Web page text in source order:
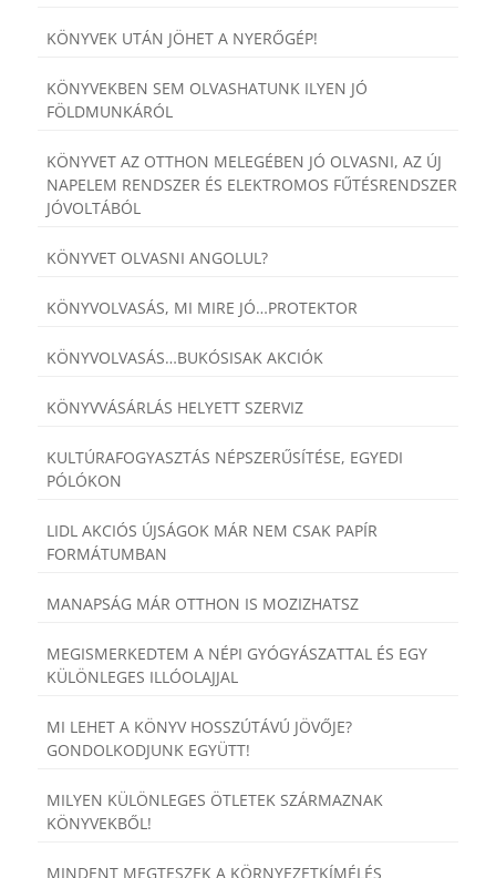
KÖNYVEK UTÁN JÖHET A NYERŐGÉP!
KÖNYVEKBEN SEM OLVASHATUNK ILYEN JÓ
FÖLDMUNKÁRÓL
KÖNYVET AZ OTTHON MELEGÉBEN JÓ OLVASNI, AZ ÚJ
NAPELEM RENDSZER ÉS ELEKTROMOS FŰTÉSRENDSZER
JÓVOLTÁBÓL
KÖNYVET OLVASNI ANGOLUL?
KÖNYVOLVASÁS, MI MIRE JÓ…PROTEKTOR
KÖNYVOLVASÁS…BUKÓSISAK AKCIÓK
KÖNYVVÁSÁRLÁS HELYETT SZERVIZ
KULTÚRAFOGYASZTÁS NÉPSZERŰSÍTÉSE, EGYEDI
PÓLÓKON
LIDL AKCIÓS ÚJSÁGOK MÁR NEM CSAK PAPÍR
FORMÁTUMBAN
MANAPSÁG MÁR OTTHON IS MOZIZHATSZ
MEGISMERKEDTEM A NÉPI GYÓGYÁSZATTAL ÉS EGY
KÜLÖNLEGES ILLÓOLAJJAL
MI LEHET A KÖNYV HOSSZÚTÁVÚ JÖVŐJE?
GONDOLKODJUNK EGYÜTT!
MILYEN KÜLÖNLEGES ÖTLETEK SZÁRMAZNAK
KÖNYVEKBŐL!
MINDENT MEGTESZEK A KÖRNYEZETKÍMÉLÉS